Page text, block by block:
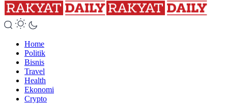
Home
Politik
Bisnis
Travel
Health
Ekonomi
Crypto